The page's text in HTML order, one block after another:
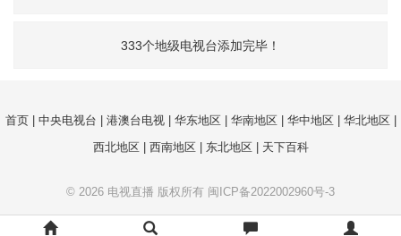
333个地级电视台添加完毕！
首页| 中央电视台 港澳台电视| 华东地区 华南地区 华中地区 华北地区
西北地区
西南地区 东北地区 天下百科
© 2026 电视直播 版权所有 闽ICP备2022002960号-3